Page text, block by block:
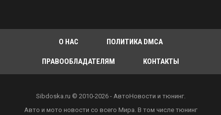
Chevrolet Sonic Premier
О НАС ПОЛИТИКА DMCA
ПРАВООБЛАДАТЕЛЯМ КОНТАКТЫ
Sibdoska.ru © 2010-2026 - АвтоНовости и тюнинг.
Авто и мото новости со всего Мира. В том числе тюнинг